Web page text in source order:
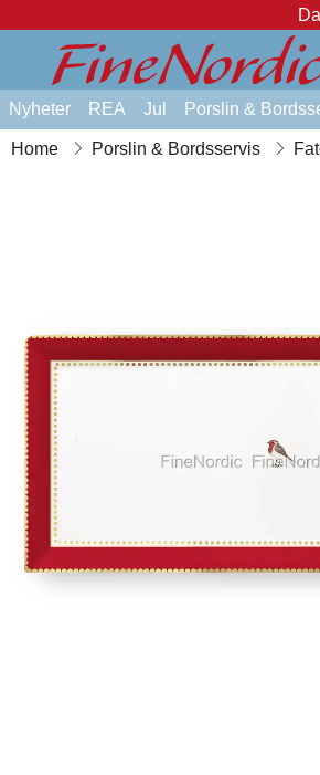
Nyheter REA Jul Porslin &
Home Porslin & Bordsservis